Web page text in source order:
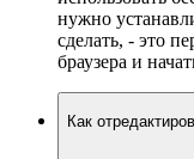
нужно
сделать, - это
браузера и
Как